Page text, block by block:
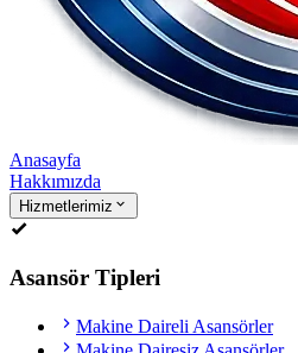
Anasayfa
Hakkımızda
Hizmetlerimiz
Asansör Tipleri
Makine Daireli Asansörler